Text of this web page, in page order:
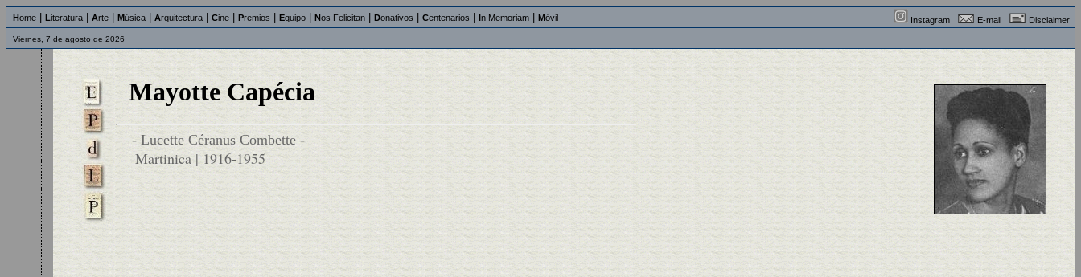
Home Literatura Arte Música Arquitectura Cine Premios Equipo Nos Felicitan Donativos Centenarios In Memoriam Móvil Instagram E-mail Disclaimer
Viernes, 7 de agosto de 2026
Mayotte Capécia
- Lucette Céranus Combette -
Martinica | 1916-1955